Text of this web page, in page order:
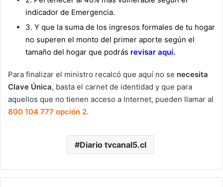
indicador de Emergencia.
3. Y que la suma de los ingresos formales de tu hogar
no superen el monto del primer aporte según el
tamaño del hogar que podrás revisar aquí.
Para finalizar el ministro recalcó que aquí no se necesita
Clave Única, basta el carnet de identidad y que para
aquellos que no tienen acceso a Internet, pueden llamar al
800 104 777 opción 2.
Diario tvcanal5.cl